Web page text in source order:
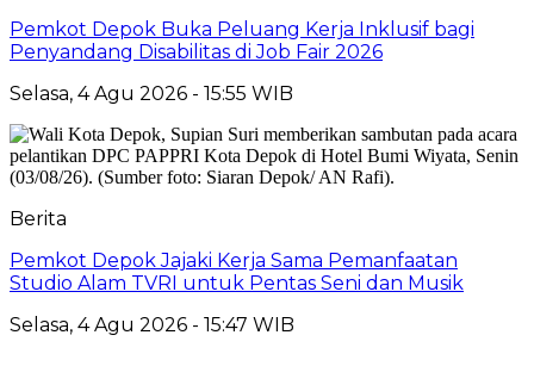
Pemkot Depok Buka Peluang Kerja Inklusif bagi
Penyandang Disabilitas di Job Fair 2026
Selasa, 4 Agu 2026 - 15:55 WIB
Berita
Pemkot Depok Jajaki Kerja Sama Pemanfaatan
Studio Alam TVRI untuk Pentas Seni dan Musik
Selasa, 4 Agu 2026 - 15:47 WIB